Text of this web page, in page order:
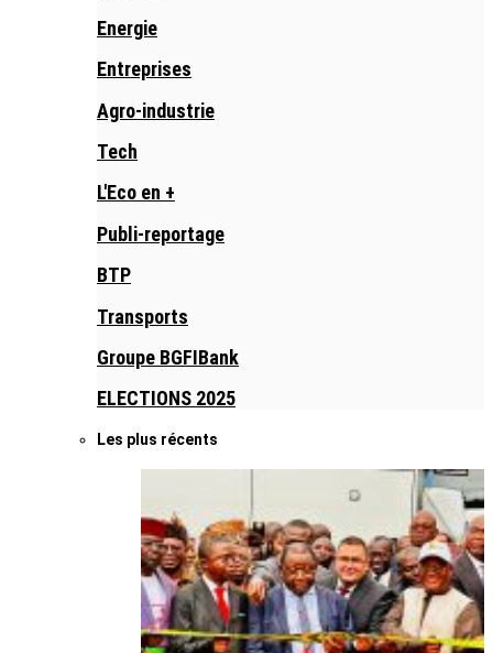
Energie
Entreprises
Agro-industrie
Tech
L'Eco en +
Publi-reportage
BTP
Transports
Groupe BGFIBank
ELECTIONS 2025
Les plus récents